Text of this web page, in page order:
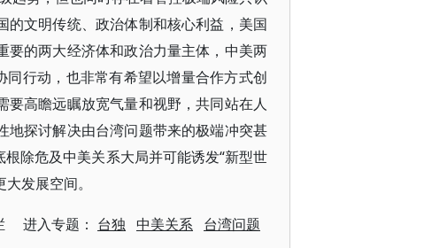
文明传统、政治体制和核心利益，美国
要的两大经济体和政治力量主体，中美两
同行动，也非常有希望以增量合作方式创
高瞻远瞩放宽气量和视野，共同站在人
地探讨解决由台湾问题带来的极端冲突甚
除危及中美关系大局并可能诱发“新型世
发展空间。
进入专题： 台独 中美关系 台湾问题